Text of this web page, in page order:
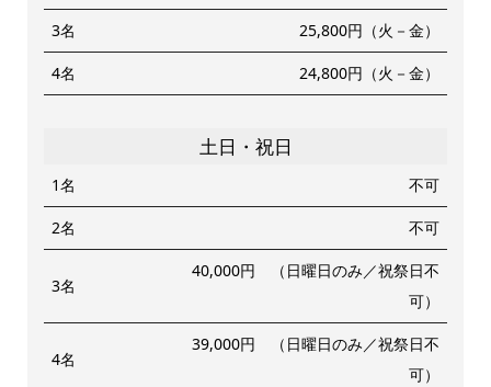
3名 25,800円（火－金）
4名 24,800円（火－金）
土日・祝日
1名 不可
2名 不可
3名
40,000円 （日曜日のみ／祝祭日不
可）
4名
39,000円 （日曜日のみ／祝祭日不
可）